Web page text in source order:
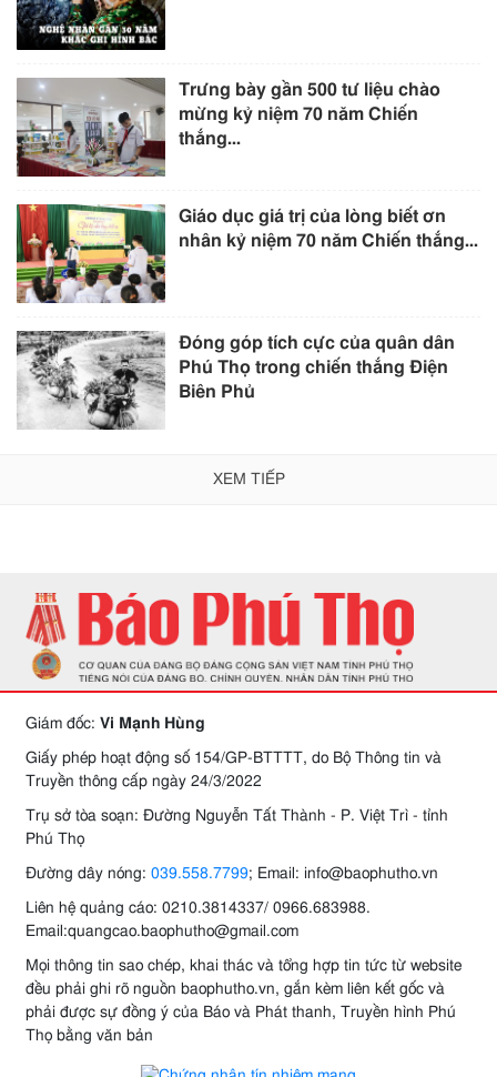
Trưng bày gần 500 tư liệu chào
mừng kỷ niệm 70 năm Chiến
thắng...
Giáo dục giá trị của lòng biết ơn
nhân kỷ niệm 70 năm Chiến thắng...
Đóng góp tích cực của quân dân
Phú Thọ trong chiến thắng Điện
Biên Phủ
XEM TIẾP
Giám đốc: Vi Mạnh Hùng
Giấy phép hoạt động số 154/GP-BTTTT, do Bộ Thông tin và
Truyền thông cấp ngày 24/3/2022
Trụ sở tòa soạn: Đường Nguyễn Tất Thành - P. Việt Trì - tỉnh
Phú Thọ
Đường dây nóng: 039.558.7799; Email: info@baophutho.vn
Liên hệ quảng cáo: 0210.3814337/ 0966.683988.
Email:quangcao.baophutho@gmail.com
Mọi thông tin sao chép, khai thác và tổng hợp tin tức từ website
đều phải ghi rõ nguồn baophutho.vn, gắn kèm liên kết gốc và
phải được sự đồng ý của Báo và Phát thanh, Truyền hình Phú
Thọ bằng văn bản